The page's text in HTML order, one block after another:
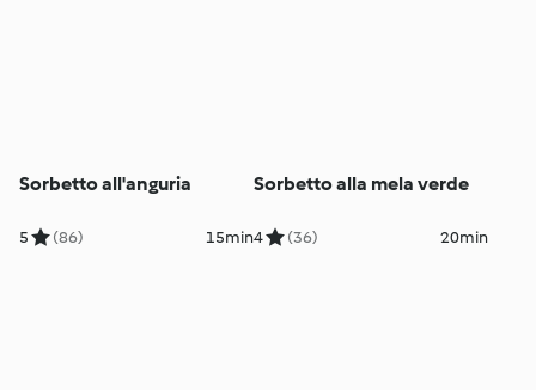
Sorbetto all'anguria
5 (86) 15min
Sorbetto alla mela verde
4 (36) 20min